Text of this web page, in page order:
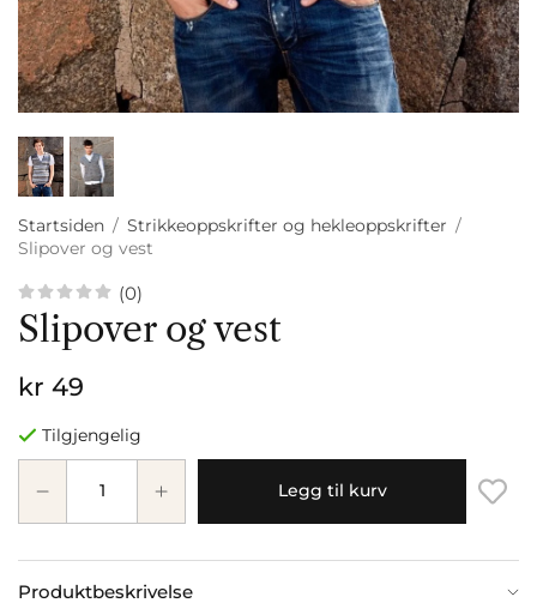
Startsiden / Strikkeoppskrifter og hekleoppskrifter /
Slipover og vest
(0)
Slipover og vest
kr 49
Tilgjengelig
Legg til kurv
Produktbeskrivelse